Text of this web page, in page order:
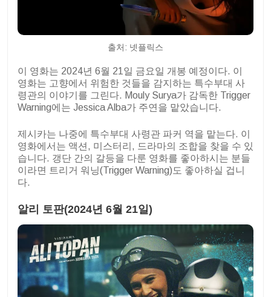
출처: 넷플릭스
이 영화는 2024년 6월 21일 금요일 개봉 예정이다. 이
영화는 고향에서 위험한 것들을 감지하는 특수부대 사
령관의 이야기를 그린다. Mouly Surya가 감독한 Trigger
Warning에는 Jessica Alba가 주연을 맡았습니다.
제시카는 나중에 특수부대 사령관 파커 역을 맡는다. 이
영화에서는 액션, 미스터리, 드라마의 조합을 찾을 수 있
습니다. 갱단 간의 갈등을 다룬 영화를 좋아하시는 분들
이라면 트리거 워닝(Trigger Warning)도 좋아하실 겁니
다.
알리 토판(2024년 6월 21일)